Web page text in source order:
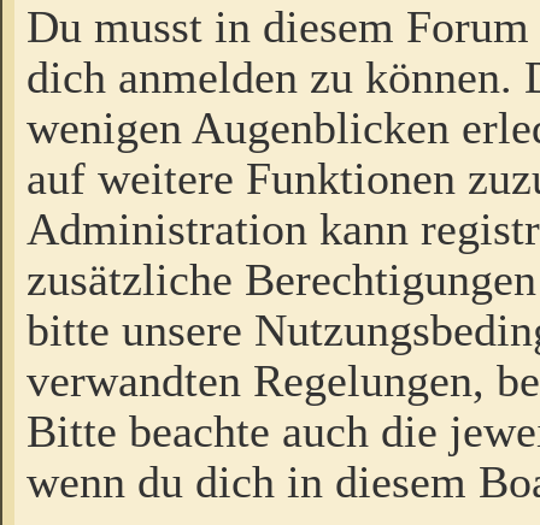
Du musst in diesem
dich anmelden zu
wenigen Augenblicken
auf weitere Funktionen
Administration kann
zusätzliche
bitte unsere
verwandten Regelungen,
Bitte beachte auch die
wenn du dich in diesem